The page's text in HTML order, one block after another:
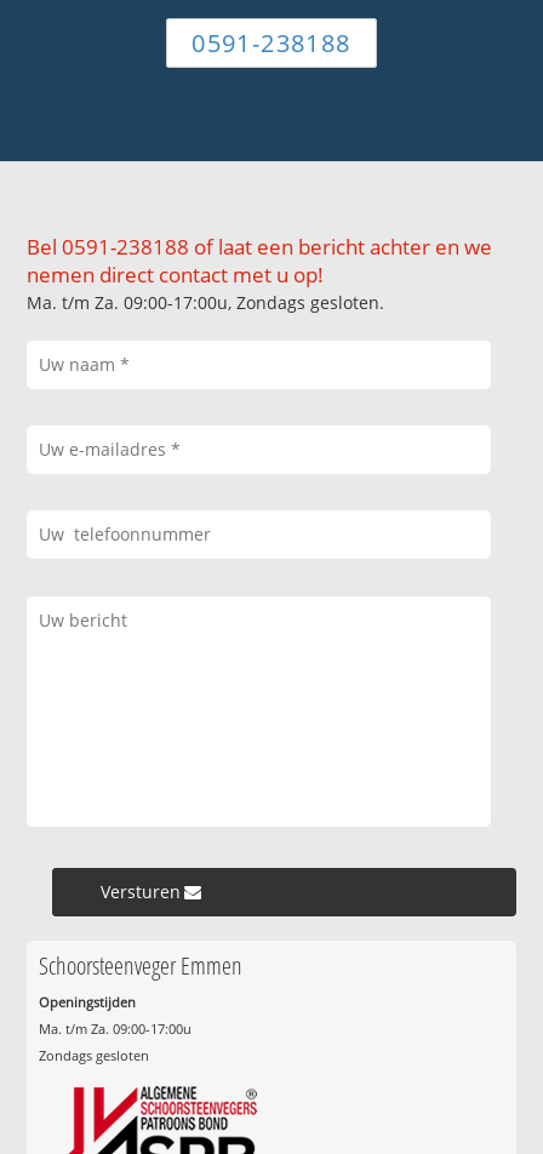
0591-238188
Bel 0591-238188 of laat een bericht achter en we
nemen direct contact met u op!
Ma. t/m Za. 09:00-17:00u, Zondags gesloten.
Versturen »
Schoorsteenveger Emmen
Openingstijden
Ma. t/m Za. 09:00-17:00u
Zondags gesloten